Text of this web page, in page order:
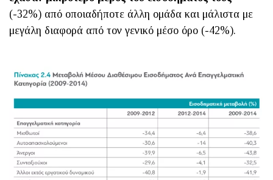
(-32%) από οποιαδήποτε άλλη ομάδα και μάλιστα με
μεγάλη διαφορά από τον γενικό μέσο όρο (-42%).